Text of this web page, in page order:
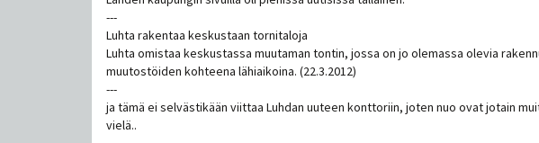
---
Luhta rakentaa keskustaan tornitaloja
Luhta omistaa keskustassa muutaman tontin, jossa on jo olemassa olevia
muutostöiden kohteena lähiaikoina. (22.3.2012)
---
ja tämä ei selvästikään viittaa Luhdan uuteen konttoriin, joten nuo ovat jotain
vielä..